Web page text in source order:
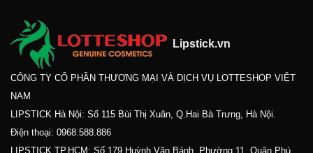
Lipstick.vn
CÔNG TY CỔ PHẦN THƯƠNG MẠI VÀ DỊCH VỤ LOTTESHOP VIỆT
NAM
LIPSTICK Hà Nội: Số 115 Bùi Thị Xuân, Q.Hai Bà Trưng, Hà Nội.
Điện thoại: 0968.588.886
LIPSTICK TP.HCM: Số 179 Huỳnh Văn Bánh, Phường 11, Quận Phú